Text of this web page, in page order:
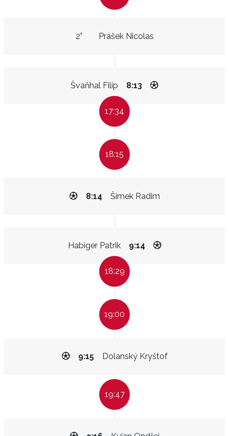
Prášek Nicolas
2"
Švaňhal Filip 8:13
17:34
18:15
Šimek Radim
8:14
Habiger Patrik 9:14
18:29
19:00
Dolanský Kryštof
9:15
19:47